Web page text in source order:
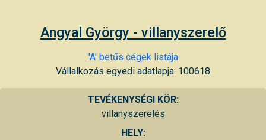
Angyal György - villanyszerelő
'A' betűs cégek listája
Vállalkozás egyedi adatlapja: 100618
TEVÉKENYSÉGI KÖR:
villanyszerelés
HELY: